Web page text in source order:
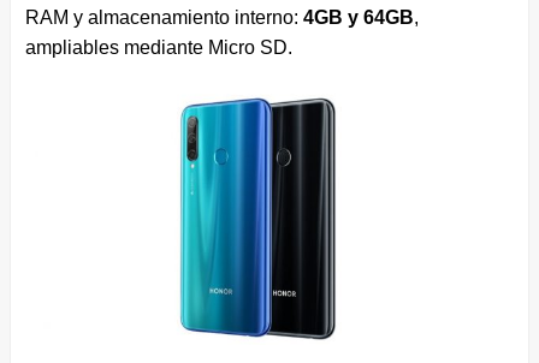
RAM y almacenamiento interno: 4GB y 64GB,
ampliables mediante Micro SD.